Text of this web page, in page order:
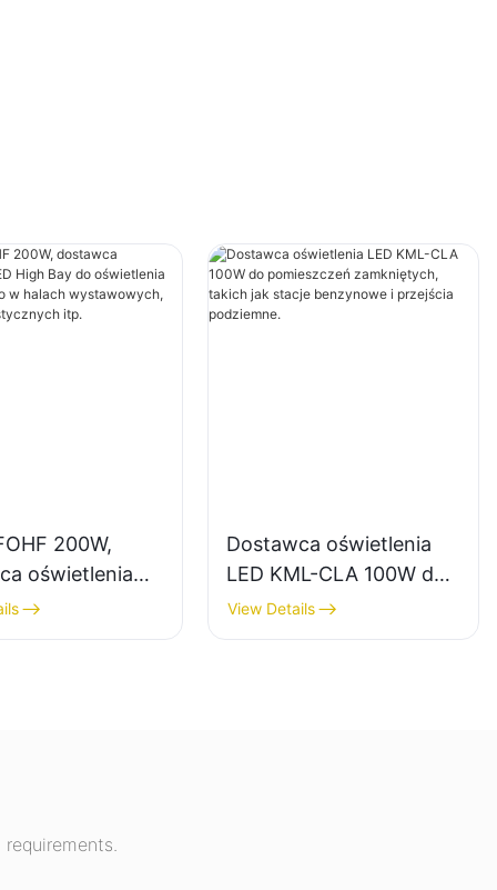
200W,
oświetlenia
Bay do
Dostawca oświetlenia
LED KML-CLA 100W do
pomieszczeń
zamkniętych, takich jak
View Details